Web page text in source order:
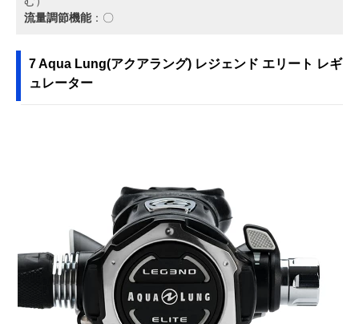
流量調節機能：〇
7 Aqua Lung(アクアラング) レジェンド エリート レギ
ュレーター